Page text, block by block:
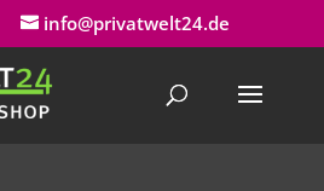
info@privatwelt24.de